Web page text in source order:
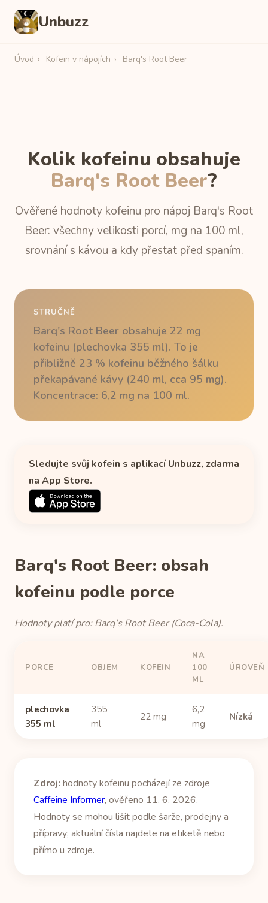
Unbuzz
Úvod › Kofein v nápojích › Barq's Root Beer
Kolik kofeinu obsahuje
Barq's Root Beer?
Ověřené hodnoty kofeinu pro nápoj Barq's Root
Beer: všechny velikosti porcí, mg na 100 ml,
srovnání s kávou a kdy přestat před spaním.
STRUČNĚ
Barq's Root Beer obsahuje 22 mg
kofeinu (plechovka 355 ml). To je
přibližně 23 % kofeinu běžného šálku
překapávané kávy (240 ml, cca 95 mg).
Koncentrace: 6,2 mg na 100 ml.
Sledujte svůj kofein s aplikací Unbuzz, zdarma
na App Store.
Barq's Root Beer: obsah
kofeinu podle porce
Hodnoty platí pro: Barq's Root Beer (Coca-Cola).
PORCE OBJEM KOFEIN
NA
100
ML
ÚROVEŇ
plechovka
355 ml
355
ml
22 mg
6,2
mg
Nízká
Zdroj: hodnoty kofeinu pocházejí ze zdroje
Caffeine Informer, ověřeno 11. 6. 2026.
Hodnoty se mohou lišit podle šarže, prodejny a
přípravy; aktuální čísla najdete na etiketě nebo
přímo u zdroje.